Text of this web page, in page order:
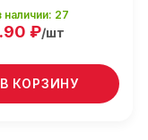
наличии: 27
₽/шт
В КОРЗИНУ